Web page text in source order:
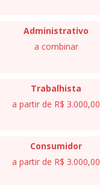
Administrativo
a combinar
Trabalhista
a partir de R$ 3.000,00
Consumidor
a partir de R$ 3.000,00